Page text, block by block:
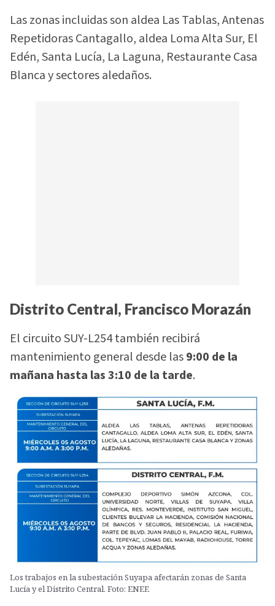
Las zonas incluidas son aldea Las Tablas, Antenas
Repetidoras Cantagallo, aldea Loma Alta Sur, El
Edén, Santa Lucía, La Laguna, Restaurante Casa
Blanca y sectores aledaños.
Distrito Central, Francisco Morazán
El circuito SUY-L254 también recibirá
mantenimiento general desde las9:00 de la
mañana hasta las 3:10 de la tarde.
Los trabajos en la subestación Suyapa afectarán zonas de Santa
Lucía y el Distrito Central. Foto: ENEE